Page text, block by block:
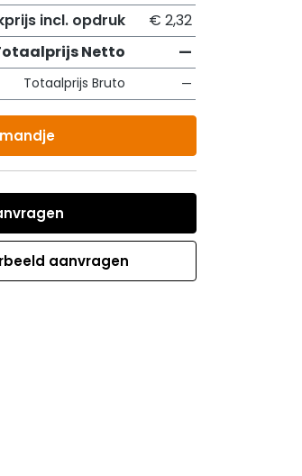
incl. opdruk
€ 2,32
Netto
—
Totaalprijs Bruto —
aanvragen